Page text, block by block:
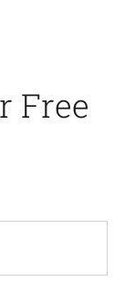
Free